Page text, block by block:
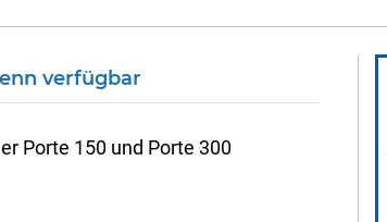
verfügbar
Porte 150 und Porte 300